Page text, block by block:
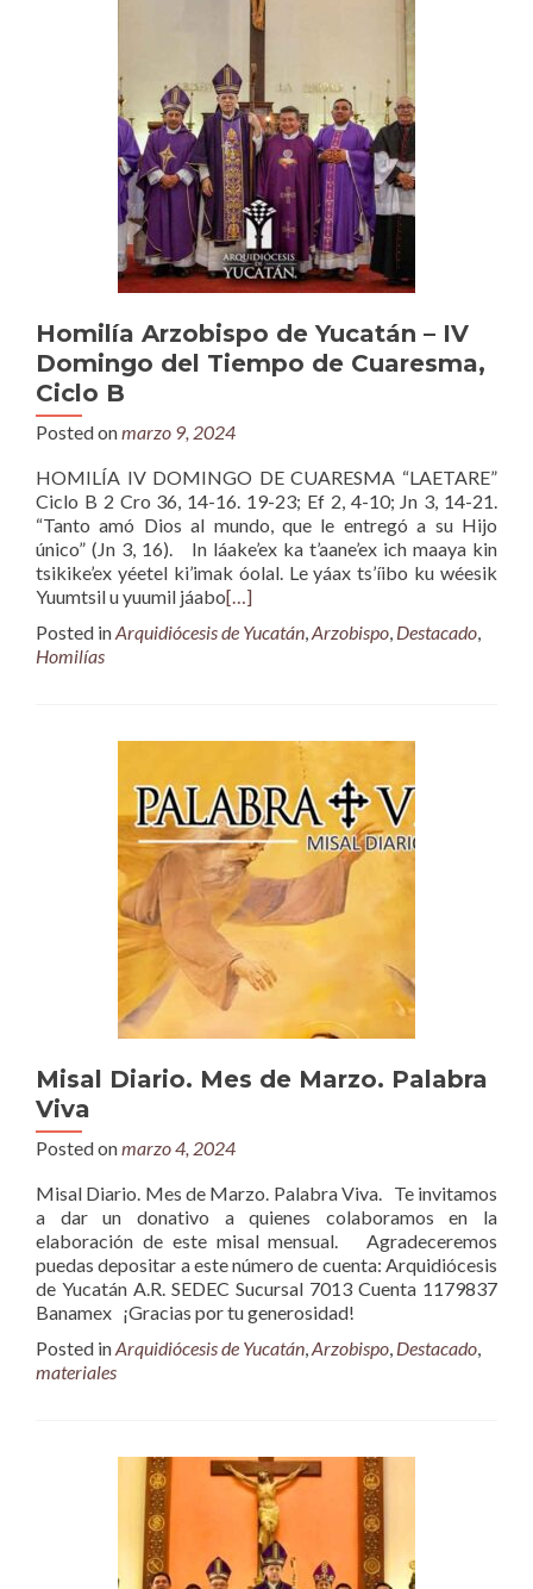
Homilía Arzobispo de Yucatán – IV
Domingo del Tiempo de Cuaresma,
Ciclo B
Posted onmarzo 9, 2024
HOMILÍA IV DOMINGO DE CUARESMA “LAETARE”
Ciclo B 2 Cro 36, 14-16. 19-23; Ef 2, 4-10; Jn 3, 14-21.
“Tanto amó Dios al mundo, que le entregó a su Hijo
único” (Jn 3, 16). In láake’ex ka t’aane’ex ich maaya kin
tsikike’ex yéetel ki’imak óolal. Le yáax ts’íibo ku wéesik
Yuumtsil u yuumil jáabo[…]
Posted inArquidiócesis de Yucatán,Arzobispo, Destacado,
Homilías
Misal Diario. Mes de Marzo. Palabra
Viva
Posted onmarzo 4, 2024
Misal Diario. Mes de Marzo. Palabra Viva. Te invitamos
a dar un donativo a quienes colaboramos en la
elaboración de este misal mensual. Agradeceremos
puedas depositar a este número de cuenta: Arquidiócesis
de Yucatán A.R. SEDEC Sucursal 7013 Cuenta 1179837
Banamex ¡Gracias por tu generosidad!
Posted inArquidiócesis de Yucatán,Arzobispo, Destacado,
materiales